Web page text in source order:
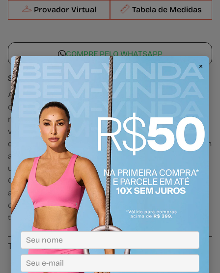
Provador Virtual Tabela de Medidas
COMPRE PELO WHATSAPP
Sobre a peça
A Bermuda Elástico é ideal para quem busca estilo,
conforto e desempenho durante os treinos. Com
modelagem de cós alto e recortes estratégicos,
valoriza o corpo e garante um caimento impecável. O
destaque fica por conta do elástico personalizado com
a logo e o símbolo Alto Giro nas laterais, que adiciona
um toque moderno e esportivo ao visual.
Confeccionada em tecido de poliamida com elastano,
a peça oferece toque macio, alta compressão, boa
cobertura e proteção UV 50+, sendo perfeita para
treinos intensos ou atividades ao ar livre.
Tecnologias
×